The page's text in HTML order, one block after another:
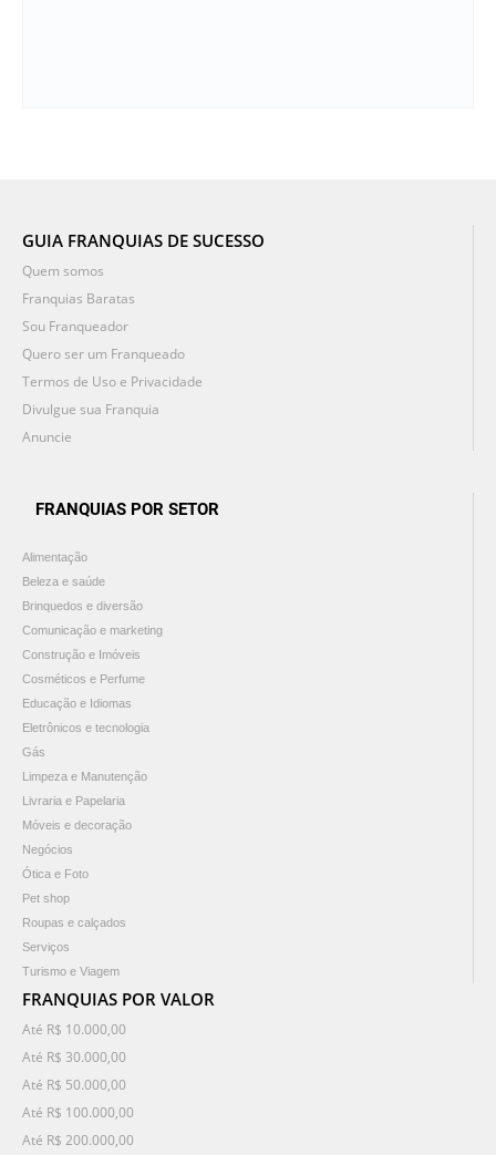
GUIA FRANQUIAS DE SUCESSO
Quem somos
Franquias Baratas
Sou Franqueador
Quero ser um Franqueado
Termos de Uso e Privacidade
Divulgue sua Franquia
Anuncie
FRANQUIAS POR SETOR
Alimentação
Beleza e saúde
Brinquedos e diversão
Comunicação e marketing
Construção e Imóveis
Cosméticos e Perfume
Educação e Idiomas
Eletrônicos e tecnologia
Gás
Limpeza e Manutenção
Livraria e Papelaria
Móveis e decoração
Negócios
Ótica e Foto
Pet shop
Roupas e calçados
Serviços
Turismo e Viagem
FRANQUIAS POR VALOR
Até R$ 10.000,00
Até R$ 30.000,00
Até R$ 50.000,00
Até R$ 100.000,00
Até R$ 200.000,00